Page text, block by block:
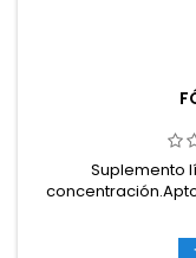
Suplemento
aporte